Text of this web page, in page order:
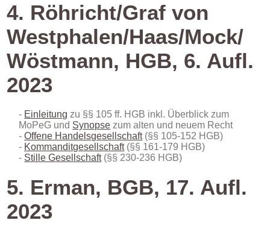
4. Röhricht/Graf von
Westphalen/Haas/Mock/
Wöstmann, HGB, 6. Aufl.
2023
Einleitung zu §§ 105 ff. HGB inkl. Überblick zum
MoPeG und Synopse zum alten und neuem Recht
Offene Handelsgesellschaft(§§ 105-152 HGB)
Kommanditgesellschaft(§§ 161-179 HGB)
Stille Gesellschaft(§§ 230-236 HGB)
5. Erman, BGB, 17. Aufl.
2023